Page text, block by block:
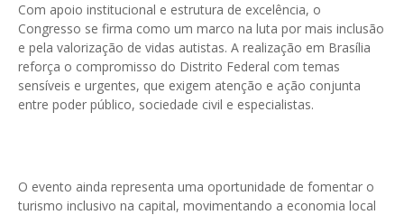
Com apoio institucional e estrutura de excelência, o
Congresso se firma como um marco na luta por mais inclusão
e pela valorização de vidas autistas. A realização em Brasília
reforça o compromisso do Distrito Federal com temas
sensíveis e urgentes, que exigem atenção e ação conjunta
entre poder público, sociedade civil e especialistas.
O evento ainda representa uma oportunidade de fomentar o
turismo inclusivo na capital, movimentando a economia local